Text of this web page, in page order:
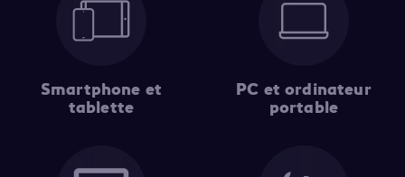
Smartphone et
tablette
PC et ordinateur
portable